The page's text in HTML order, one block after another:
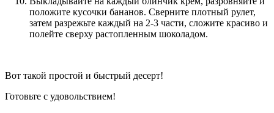
положите кусочки бананов. Сверните плотный рулет,
затем разрежьте каждый на 2-3 части, сложите красиво и
полейте сверху растопленным шоколадом.
Вот такой простой и быстрый десерт!
Готовьте с удовольствием!